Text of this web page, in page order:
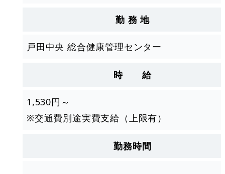
勤 務 地
戸田中央 総合健康管理センター
時 給
1,530円～
※交通費別途実費支給（上限有）
勤務時間